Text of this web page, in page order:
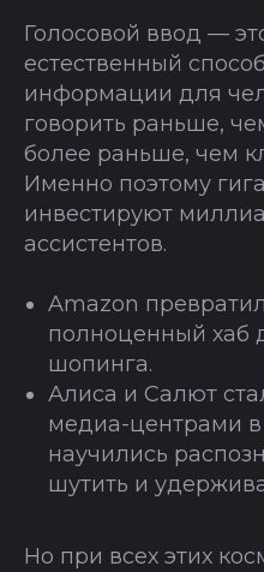
Голосовой ввод —
естественный
информации для
говорить раньше,
более раньше, чем
Именно поэтому
инвестируют
ассистентов.
Amazon
полноценный хаб
шопинга.
Алиса и Салют
медиа-центрами в
научились
шутить и
Но при всех этих